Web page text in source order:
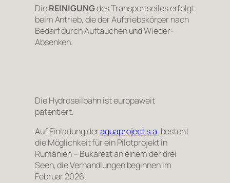
DieREINIGUNGdes Transportseiles erfolgt
beim Antrieb, die der Auftriebskörper nach
Bedarf durch Auftauchen und Wieder-
Absenken.
Die Hydroseilbahn ist europaweit
patentiert.
Auf Einladung deraquaproject s.a. besteht
die Möglichkeit für ein Pilotprojekt in
Rumänien – Bukarest an einem der drei
Seen, die Verhandlungen beginnen im
Februar 2026.